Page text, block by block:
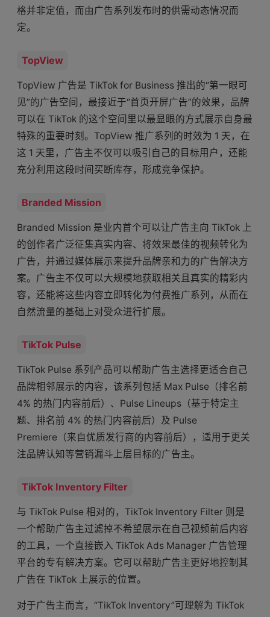
格并非定值，而由广告系列发布时的供需动态情况而
定。
TopView
TopView 广告是 TikTok for Business 推出的“第一眼可
见”的广告空间，最接近于“首页开屏广告”的效果，品牌
可以在 TikTok 的这个空间里以最显眼的方式展示自身最
特殊的重要时刻。TopView 推广系列的时效为 1 天，在
这 1 天里，广告主不仅可以吸引自己的目标用户，还能
充分利用这段时间买断库存，形成竞争保护。
Branded Mission
Branded Mission 是业内首个可以让广告主向 TikTok 上
的创作者广泛征集真实内容、将效果最佳的视频转化为
广告，并通过媒体展示来提升品牌亲和力的广告解决方
案。广告主不仅可以大规模地获取相关且真实的精彩内
容，还能将这些内容立即转化为付费推广系列，从而在
自然流量的基础上对受众进行扩展。
TikTok Pulse
TikTok Pulse 系列产品可以帮助广告主选择更适合自己
品牌相邻展示的内容，该系列包括 Max Pulse（排名前
4% 的热门内容前后）、Pulse Lineups（基于特定主
题、排名前 4% 的热门内容前后）及 Pulse
Premiere（来自优质发行商的内容前后），适用于更关
注品牌认知等营销漏斗上层目标的广告主。
TikTok Inventory Filter
与 TikTok Pulse 相对的，TikTok Inventory Filter 则是
一个帮助广告主过滤掉不希望展示在自己视频前后内容
的工具，一个直接嵌入 TikTok Ads Manager 广告管理
平台的专有解决方案。它可以帮助广告主更好地控制其
广告在 TikTok 上展示的位置。
对于广告主而言，“TikTok Inventory”可理解为 TikTok